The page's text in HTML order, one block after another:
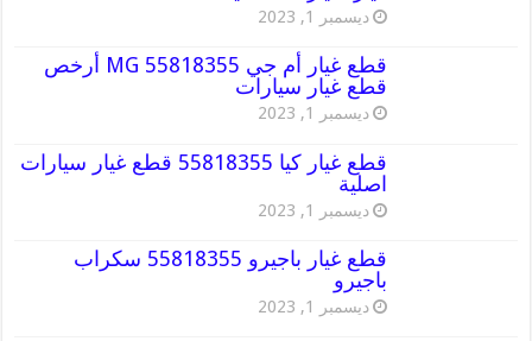
ديسمبر 1, 2023
قطع غيار أم جي MG 55818355 أرخص
قطع غيار سيارات
ديسمبر 1, 2023
قطع غيار كيا 55818355 قطع غيار سيارات
اصلية
ديسمبر 1, 2023
قطع غيار باجيرو 55818355 سكراب
باجيرو
ديسمبر 1, 2023